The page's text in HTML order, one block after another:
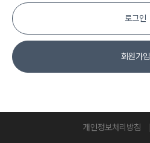
로그인
회원가입
개인정보처리방침